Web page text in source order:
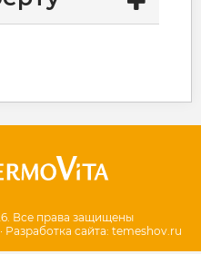
Все права защищены
сайта: temeshov.ru